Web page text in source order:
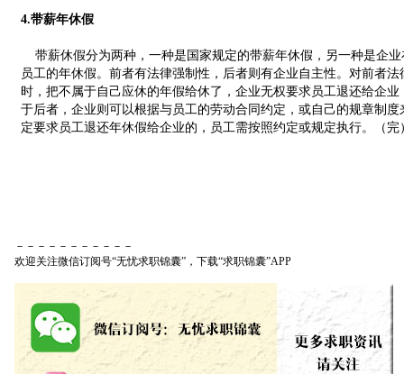
4.带薪年休假
带薪休假分为两种，一种是国家规定的带薪年休假，另一种是企
员工的年休假。前者有法律强制性，后者则有企业自主性。对前者
时，把不属于自己应休的年假给休了，企业无权要求员工退还给企
于后者，企业则可以根据与员工的劳动合同约定，或自己的规章制
定要求员工退还年休假给企业的，员工需按照约定或规定执行。（完
－－－－－－－－－－－
欢迎关注微信订阅号“无忧求职锦囊”，下载“求职锦囊”APP